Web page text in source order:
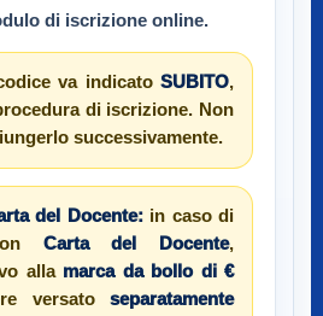
di iscrizione online.
va indicato SUBITO,
di iscrizione. Non
successivamente.
del Docente:in caso di
Carta del Docente,
alla marca da bollo di €
versato separatamente